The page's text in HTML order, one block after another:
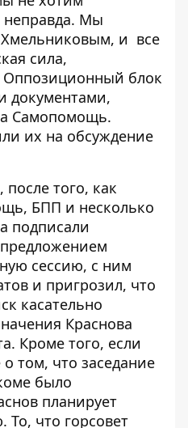
неправда. Мы
и все
сила,
блок
документами,
Самопомощь.
их на обсуждение
после того, как
БПП и несколько
подписали
сессию, с ним
и пригрозил, что
касательно
Краснова
Кроме того, если
том, что заседание
было
планирует
То, что горсовет